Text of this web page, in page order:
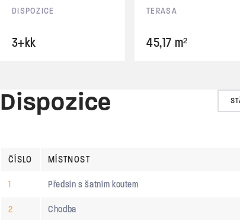
DISPOZICE
3+kk
TERASA
45,17 m²
Dispozice
ČÍSLO MÍSTNOST
1 Předsín s šatním koutem
2 Chodba